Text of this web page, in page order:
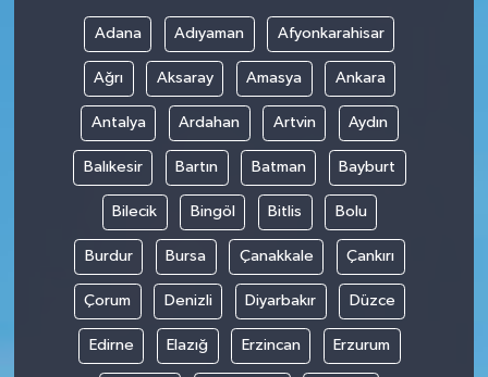
Adana Adıyaman Afyonkarahisar
Ağrı Aksaray Amasya Ankara
Antalya Ardahan Artvin Aydın
Balıkesir Bartın Batman Bayburt
Bilecik Bingöl Bitlis Bolu
Burdur Bursa Çanakkale Çankırı
Çorum Denizli Diyarbakır Düzce
Edirne Elazığ Erzincan Erzurum